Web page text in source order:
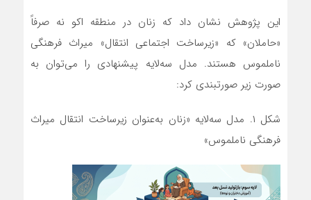
این پژوهش نشان داد که زنان در منطقه اکو نه صرفاً
«حاملان» که «زیرساخت اجتماعی انتقال» میراث فرهنگی
ناملموس هستند. مدل سه‌لایه پیشنهادی را می‌توان به
صورت زیر صورتبندی کرد:
شکل ۱. مدل سه‌لایه «زنان به‌عنوان زیرساخت انتقال میراث
فرهنگی ناملموس»